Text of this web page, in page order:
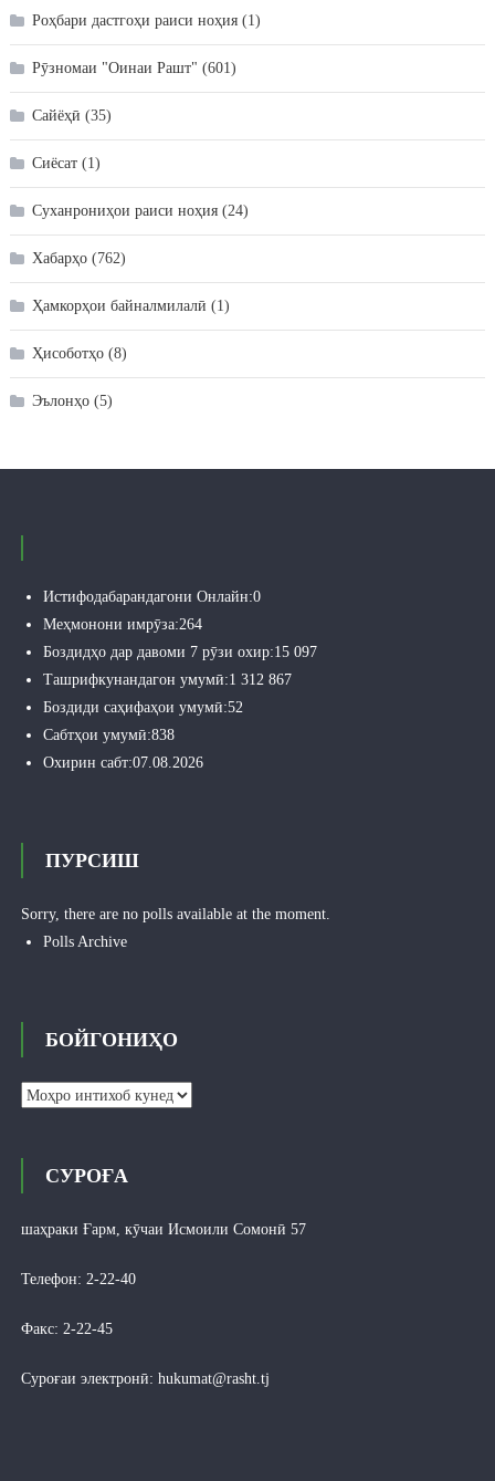
Роҳбари дастгоҳи раиси ноҳия(1)
Рӯзномаи "Оинаи Рашт" (601)
Сайёҳӣ (35)
Сиёсат(1)
Суханрониҳои раиси ноҳия(24)
Хабарҳо(762)
Ҳамкорҳои байналмилалӣ (1)
Ҳисоботҳо(8)
Эълонҳо(5)
Истифодабарандагони Онлайн:0
Меҳмонони имрӯза:264
Боздидҳо дар давоми 7 рӯзи охир:15 097
Ташрифкунандагон умумӣ:1 312 867
Боздиди саҳифаҳои умумӣ:52
Сабтҳои умумӣ:838
Охирин сабт:07.08.2026
ПУРСИШ
Sorry, there are no polls available at the moment.
Polls Archive
БОЙГОНИҲО
Бойгониҳо
СУРОҒА
шаҳраки Ғарм, кӯчаи Исмоили Сомонӣ 57
Телефон: 2-22-40
Факс: 2-22-45
Суроғаи электронӣ: hukumat@rasht.tj